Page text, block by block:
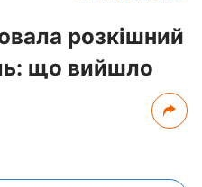
розкішний
що вийшло